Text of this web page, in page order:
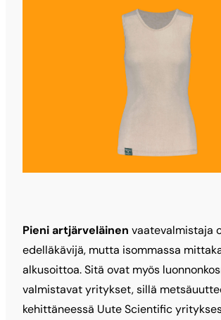
Pieni artjärveläinen vaatevalmistaja
edelläkävijä, mutta isommassa
alkusoittoa. Sitä ovat myös
valmistavat yritykset, sillä
kehittäneessä Uute Scientific